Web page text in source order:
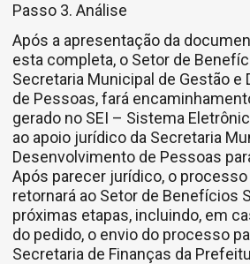
Passo 3. Análise
Após a apresentação da
esta completa, o Setor de
Secretaria Municipal de Gestão e
de Pessoas, fará
gerado no SEI – Sistema
ao apoio jurídico da Secretaria
Desenvolvimento de Pessoas
Após parecer jurídico, o processo
retornará ao Setor de Benefícios
próximas etapas, incluindo, em
do pedido, o envio do processo
Secretaria de Finanças da